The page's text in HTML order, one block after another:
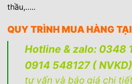
thầu,…..
QUY TRÌNH MUA HÀNG
Hotline & zalo: 0348
0914 548127 ( NVKD)
tư vấn và báo giá chi